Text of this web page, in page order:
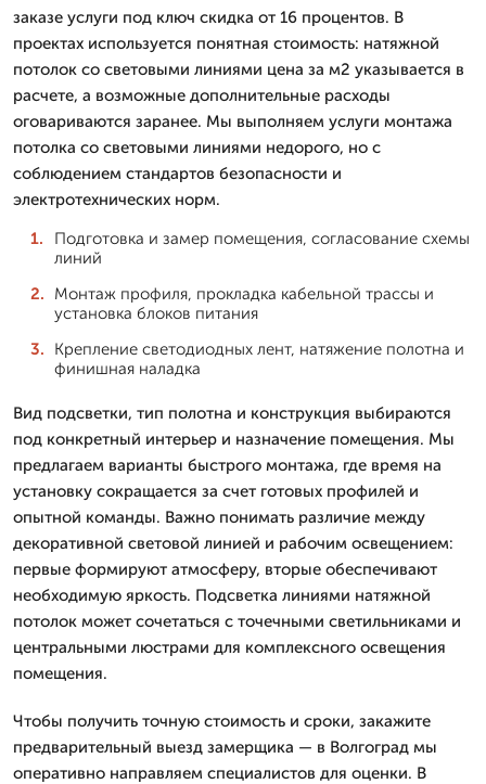
заказе услуги под ключ скидка от 16 процентов. В
проектах используется понятная стоимость: натяжной
потолок со световыми линиями цена за м2 указывается в
расчете, а возможные дополнительные расходы
оговариваются заранее. Мы выполняем услуги монтажа
потолка со световыми линиями недорого, но с
соблюдением стандартов безопасности и
электротехнических норм.
Подготовка и замер помещения, согласование схемы
линий
Монтаж профиля, прокладка кабельной трассы и
установка блоков питания
Крепление светодиодных лент, натяжение полотна и
финишная наладка
Вид подсветки, тип полотна и конструкция выбираются
под конкретный интерьер и назначение помещения. Мы
предлагаем варианты быстрого монтажа, где время на
установку сокращается за счет готовых профилей и
опытной команды. Важно понимать различие между
декоративной световой линией и рабочим освещением:
первые формируют атмосферу, вторые обеспечивают
необходимую яркость. Подсветка линиями натяжной
потолок может сочетаться с точечными светильниками и
центральными люстрами для комплексного освещения
помещения.
Чтобы получить точную стоимость и сроки, закажите
предварительный выезд замерщика — в Волгоград мы
оперативно направляем специалистов для оценки. В